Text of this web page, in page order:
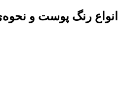
انواع رنگ پوست و